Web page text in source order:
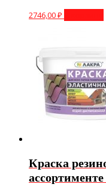
2746,00₽
Краска